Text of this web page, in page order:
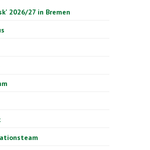
2026/27 in Bremen